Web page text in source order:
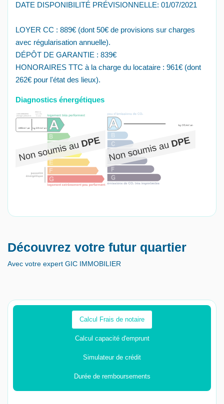
DATE DISPONIBILITÉ PRÉVISIONNELLE: 01/07/2021
LOYER CC : 889€ (dont 50€ de provisions sur charges
avec régularisation annuelle).
DÉPÔT DE GARANTIE : 839€
HONORAIRES TTC à la charge du locataire : 961€ (dont
262€ pour l'état des lieux).
Diagnostics énergétiques
Découvrez votre futur quartier
Avec votre expert GIC IMMOBILIER
Calcul Frais de notaire
Calcul capacité d'emprunt
Simulateur de crédit
Durée de remboursements